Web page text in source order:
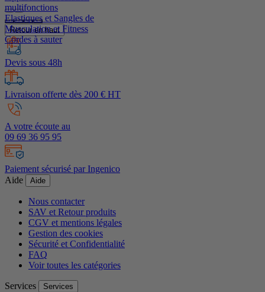
multifonctions
Elastiques et Sangles de
Musculation et Fitness
Cordes à sauter
Retour en haut
Devis sous 48h
Livraison offerte dès 200 € HT
A votre écoute au
09 69 36 95 95
Paiement sécurisé par Ingenico
Aide
Aide
Nous contacter
SAV et Retour produits
CGV et mentions légales
Gestion des cookies
Sécurité et Confidentialité
FAQ
Voir toutes les catégories
Services Services